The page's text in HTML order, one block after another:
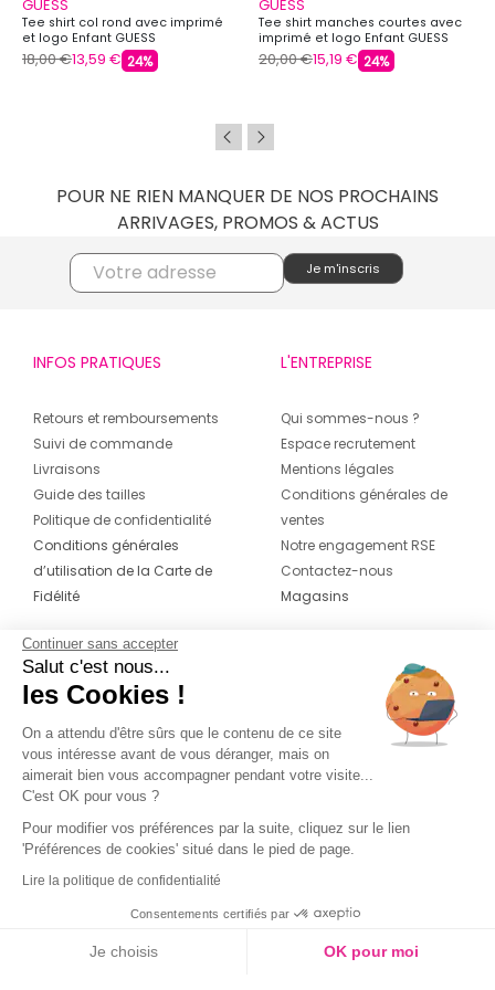
GUESS
Tee shirt col rond avec imprimé
et logo Enfant GUESS
18,00 €13,59 € 24%
GUESS
Tee shirt manches courtes avec
imprimé et logo Enfant GUESS
20,00 €15,19 € 24%
POUR NE RIEN MANQUER DE NOS PROCHAINS
ARRIVAGES, PROMOS & ACTUS
INFOS PRATIQUES
Retours et remboursements
Suivi de commande
Livraisons
Guide des tailles
Politique de confidentialité
Conditions générales
d’utilisation de la Carte de
Fidélité
L'ENTREPRISE
Qui sommes-nous ?
Espace recrutement
Mentions légales
Conditions générales de
ventes
Notre engagement RSE
Contactez-nous
Magasins
CONTACT
04 42 20 78 42
Du lundi au jeudi de 8h30 à 16h30 & le
vendredi de 8h30 à 15h30
Continuer sans accepter
Salut c'est nous...
les Cookies !
On a attendu d'être sûrs que le contenu de ce site
vous intéresse avant de vous déranger, mais on
aimerait bien vous accompagner pendant votre visite...
C'est OK pour vous ?
Pour modifier vos préférences par la suite, cliquez sur le lien
'Préférences de cookies' situé dans le pied de page.
Lire la politique de confidentialité
Consentements certifiés par
Je choisis OK pour moi